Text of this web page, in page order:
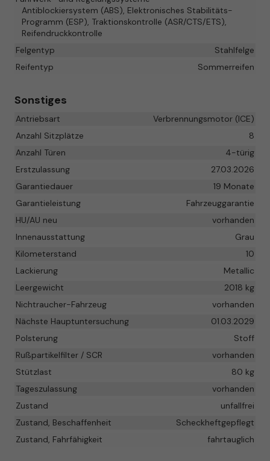
Antiblockiersystem (ABS), Elektronisches Stabilitäts-
Programm (ESP), Traktionskontrolle (ASR/CTS/ETS),
Reifendruckkontrolle
Felgentyp
Stahlfelge
Reifentyp
Sommerreifen
Sonstiges
Antriebsart
Verbrennungsmotor (ICE)
Anzahl Sitzplätze
8
Anzahl Türen
4-türig
Erstzulassung
27.03.2026
Garantiedauer
19 Monate
Garantieleistung
Fahrzeuggarantie
HU/AU neu
vorhanden
Innenausstattung
Grau
Kilometerstand
10
Lackierung
Metallic
Leergewicht
2018 kg
Nichtraucher-Fahrzeug
vorhanden
Nächste Hauptuntersuchung
01.03.2029
Polsterung
Stoff
Rußpartikelfilter / SCR
vorhanden
Stützlast
80 kg
Tageszulassung
vorhanden
Zustand
unfallfrei
Zustand, Beschaffenheit
Scheckheftgepflegt
Zustand, Fahrfähigkeit
fahrtauglich